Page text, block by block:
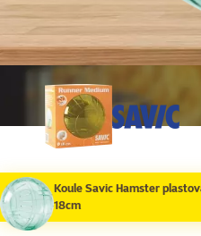
Koule Savic Hamster
18cm